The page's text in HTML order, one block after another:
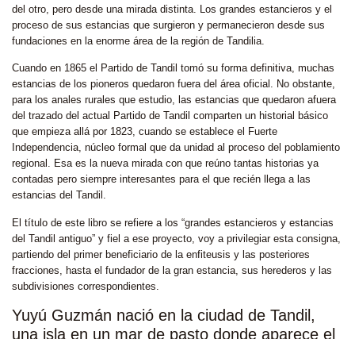
del otro, pero desde una mirada distinta. Los grandes estancieros y el
proceso de sus estancias que surgieron y permanecieron desde sus
fundaciones en la enorme área de la región de Tandilia.
Cuando en 1865 el Partido de Tandil tomó su forma definitiva, muchas
estancias de los pioneros quedaron fuera del área oficial. No obstante,
para los anales rurales que estudio, las estancias que quedaron afuera
del trazado del actual Partido de Tandil comparten un historial básico
que empieza allá por 1823, cuando se establece el Fuerte
Independencia, núcleo formal que da unidad al proceso del poblamiento
regional. Esa es la nueva mirada con que reúno tantas historias ya
contadas pero siempre interesantes para el que recién llega a las
estancias del Tandil.
El título de este libro se refiere a los “grandes estancieros y estancias
del Tandil antiguo” y fiel a ese proyecto, voy a privilegiar esta consigna,
partiendo del primer beneficiario de la enfiteusis y las posteriores
fracciones, hasta el fundador de la gran estancia, sus herederos y las
subdivisiones correspondientes.
Yuyú Guzmán nació en la ciudad de Tandil,
una isla en un mar de pasto donde aparece el